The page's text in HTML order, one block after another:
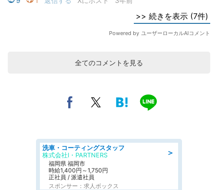
全てのコメントを見る
＞
洗車・コーティングスタッフ
株式会社I・PARTNERS
福岡県 福岡市
時給1,400円～1,750円
正社員 / 派遣社員
スポンサー：求人ボックス